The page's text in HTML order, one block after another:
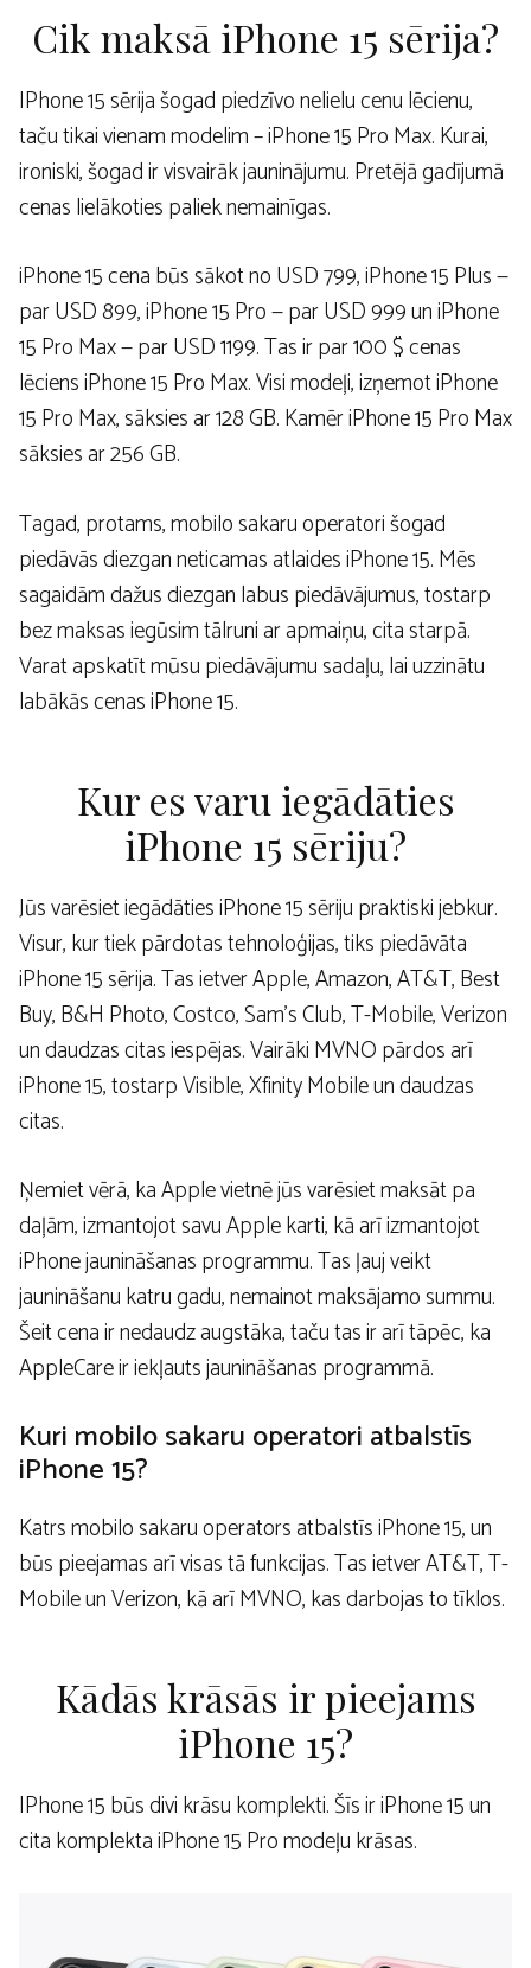
Cik maksā iPhone 15 sērija?
IPhone 15 sērija šogad piedzīvo nelielu cenu lēcienu,
taču tikai vienam modelim – iPhone 15 Pro Max. Kurai,
ironiski, šogad ir visvairāk jauninājumu. Pretējā gadījumā
cenas lielākoties paliek nemainīgas.
iPhone 15 cena būs sākot no USD 799, iPhone 15 Plus —
par USD 899, iPhone 15 Pro — par USD 999 un iPhone
15 Pro Max — par USD 1199. Tas ir par 100 $ cenas
lēciens iPhone 15 Pro Max. Visi modeļi, izņemot iPhone
15 Pro Max, sāksies ar 128 GB. Kamēr iPhone 15 Pro Max
sāksies ar 256 GB.
Tagad, protams, mobilo sakaru operatori šogad
piedāvās diezgan neticamas atlaides iPhone 15. Mēs
sagaidām dažus diezgan labus piedāvājumus, tostarp
bez maksas iegūsim tālruni ar apmaiņu, cita starpā.
Varat apskatīt mūsu piedāvājumu sadaļu, lai uzzinātu
labākās cenas iPhone 15.
Kur es varu iegādāties
iPhone 15 sēriju?
Jūs varēsiet iegādāties iPhone 15 sēriju praktiski jebkur.
Visur, kur tiek pārdotas tehnoloģijas, tiks piedāvāta
iPhone 15 sērija. Tas ietver Apple, Amazon, AT&T, Best
Buy, B&H Photo, Costco, Sam’s Club, T-Mobile, Verizon
un daudzas citas iespējas. Vairāki MVNO pārdos arī
iPhone 15, tostarp Visible, Xfinity Mobile un daudzas
citas.
Ņemiet vērā, ka Apple vietnē jūs varēsiet maksāt pa
daļām, izmantojot savu Apple karti, kā arī izmantojot
iPhone jaunināšanas programmu. Tas ļauj veikt
jaunināšanu katru gadu, nemainot maksājamo summu.
Šeit cena ir nedaudz augstāka, taču tas ir arī tāpēc, ka
AppleCare ir iekļauts jaunināšanas programmā.
Kuri mobilo sakaru operatori atbalstīs
iPhone 15?
Katrs mobilo sakaru operators atbalstīs iPhone 15, un
būs pieejamas arī visas tā funkcijas. Tas ietver AT&T, T-
Mobile un Verizon, kā arī MVNO, kas darbojas to tīklos.
Kādās krāsās ir pieejams
iPhone 15?
IPhone 15 būs divi krāsu komplekti. Šīs ir iPhone 15 un
cita komplekta iPhone 15 Pro modeļu krāsas.